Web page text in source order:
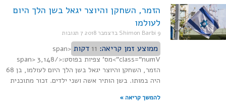
הזמר, השחקן והיוצר יגאל בשן הלך היום
לעולמו
Shimon Barbi 7 תגובות
ממוצע זמן קריאה:11 דקות
<span
class="numV">מס' צפיות בפוסט:</span> 3,148
הזמר, השחקן והיוצר יגאל בשן הלך היום לעולמו, בן 68
היה במותו. בשן הותיר אשה ושני ילדים. זכור מתוכנית
להמשך קריאה »